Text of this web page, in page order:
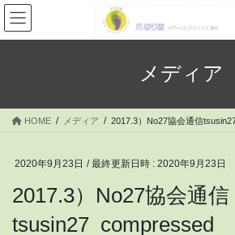
コ
ン
テ
ス
ナ
ビ
ゲ
ン
メディア
HOME メディア 2017.3）No27協会通信
2020年9月23日 / 最終更新日時 : 2020年9月23日
2017.3）No27協会通信
tsusin27_compressed